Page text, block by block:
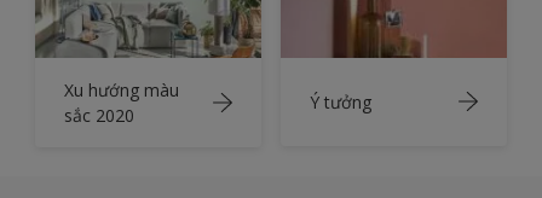
Xu hướng màu
sắc 2020
Ý tưởng